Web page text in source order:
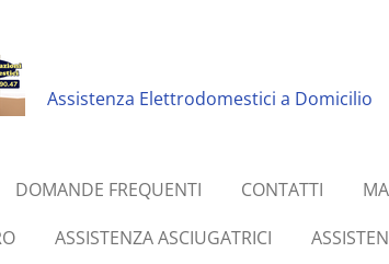
Assistenza Elettrodomestici a Domicilio
DOMANDE FREQUENTI CONTATTI
ASSISTENZA ASCIUGATRICI